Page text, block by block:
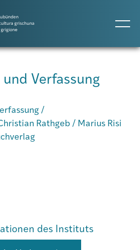
Verfassung
/
Rathgeb / Marius Risi
des Instituts